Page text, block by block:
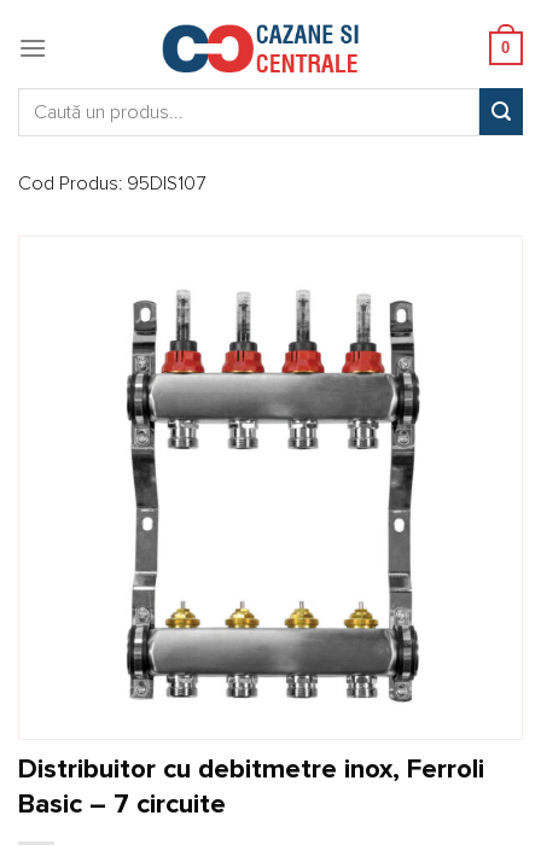
0
Cod Produs: 95DIS107
Distribuitor cu debitmetre inox, Ferroli
Basic – 7 circuite